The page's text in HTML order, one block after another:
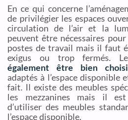
En ce qui concerne
de privilégier les espaces
circulation de l’air et la
peuvent être nécessaires
postes de travail mais il faut
exigus ou trop fermés.
également être bien
adaptés à l’espace disponible
fait. Il existe des meubles
les mezzanines mais il est
d’utiliser des meubles
l’espace disponible.